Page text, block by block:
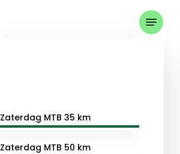
Menu
Zaterdag MTB 35 km
Zaterdag MTB 50 km
Close